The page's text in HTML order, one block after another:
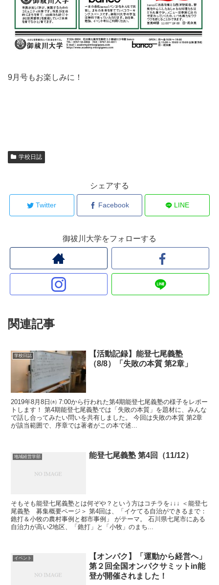
9月号もお楽しみに！
学校日誌
シェアする
Twitter Facebook LINE
御祓川大学をフォローする
関連記事
学校日誌
【活動記録】能登七尾義塾
（8/8）「失敗の本質 第2章」
2019年8月8日㈭ 7:00から行われた第4期能登七尾義塾の様子をレポー
トします！ 第4期能登七尾義塾では「失敗の本質」を題材に、みんな
で話し合ってみたい問いを共有しました。 今回は失敗の本質 第2章
が該当範囲で、序章では著者がこの本で述...
地域経営学部 能登七尾義塾 第4回（11/12）
そもそも能登七尾義塾とは何ぞや？という方はコチラを↓↓↓ ＜能登七
尾義塾 募集概要ページ＞ 第4回は、「イケてる自治ができるまで：
釶打＆小牧の農村事例と都市事例」 がテーマ。 石川県七尾市にある
自治力が高い2地区、「釶打」と「小牧」のまち...
イベント
【オンパク】「運動から経営へ」
第２回全国オンパクサミットin能
登が開催されました！